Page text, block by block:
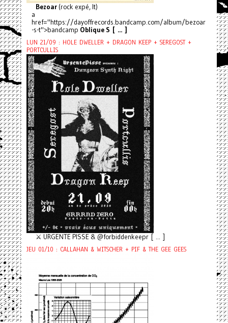
Bezoar(rock expé, It)
a
href="https://dayoffrecords.bandcamp.com/album/bezoar
-s-t">bandcamp Oblique S [ ... ]
LUN 21/09 : HOLE DWELLER + DRAGON KEEP + SEREGOST +
PORTCULLIS
⚔️ URGENTE PISSE & @forbiddenkeepr [ ... ]
JEU 01/10 : CALLAHAN & WITSCHER + PIF & THE GEE GEES